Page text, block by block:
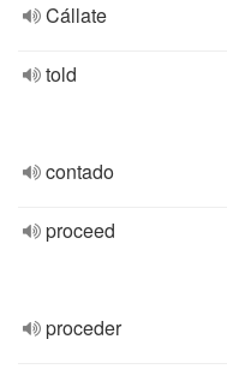
Cállate
told
contado
proceed
proceder